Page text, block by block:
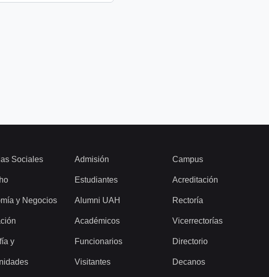
Sociales
y Negocios
y
Admisión
Estudiantes
Alumni UAH
Académicos
Funcionarios
Visitantes
Campus
Acreditación
Rectoría
Vicerrectorías
Directorio
Decanos